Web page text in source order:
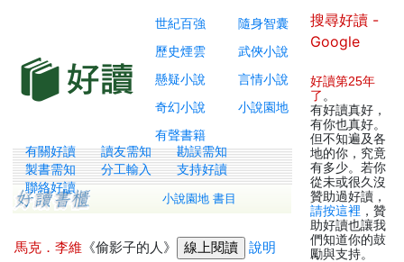
世紀百強
隨身智囊
歷史煙雲
武俠小說
懸疑小說
言情小說
奇幻小說
小說園地
有聲書籍
有關好讀 讀友需知
勘誤需知
製書需知
分工輸入
支持好讀
聯絡好讀
小說園地 書目
馬克．李維 《偷影子的人》 說明
搜尋好讀 -
Google
好讀第25年
了 。
有好讀真好，
有你也真好。
但不知遍及各
地的你，究竟
有多少。若你
從未或很久沒
贊助過好讀，
請按這裡 ，贊
助好讀也讓我
們知道你的鼓
勵與支持。